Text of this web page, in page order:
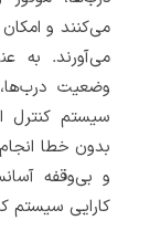
می‌کنند و
می‌آورند. به
وضعیت
سیستم کنترل
بدون خطا
و بی‌وقفه
کارایی سیستم